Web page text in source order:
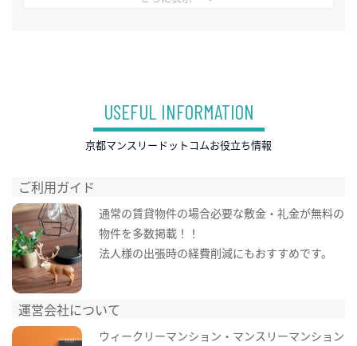
USEFUL INFORMATION
京都マンスリードットコムお役立ち情報
ご利用ガイド
通常の賃貸物件の場合必要な敷金・礼金が無料の
物件を多数掲載！！
法人様の出張時の経費削減にもおすすめです。
運営会社について
ウィークリーマンション・マンスリーマンション